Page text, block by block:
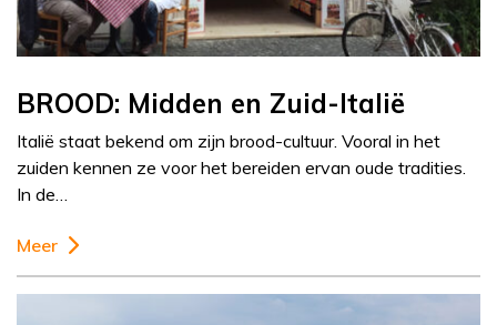
BROOD: Midden en Zuid-Italië
Italië staat bekend om zijn brood-cultuur. Vooral in het
zuiden kennen ze voor het bereiden ervan oude tradities.
In de…
Meer